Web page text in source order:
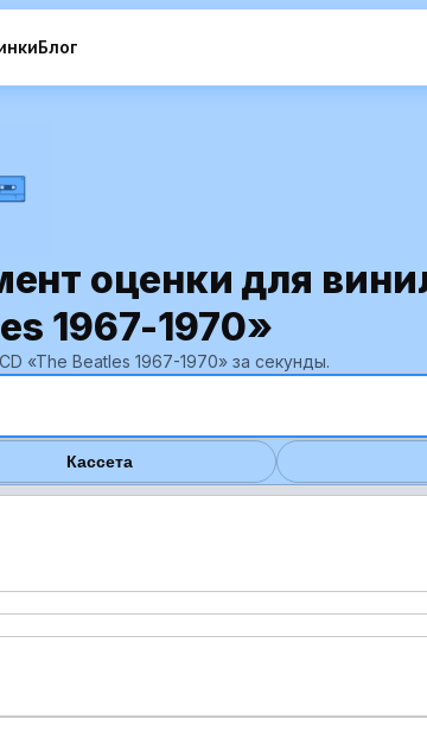
Блог
оценки для
1967-1970»
«The Beatles 1967-1970» за секунды.
Кассета